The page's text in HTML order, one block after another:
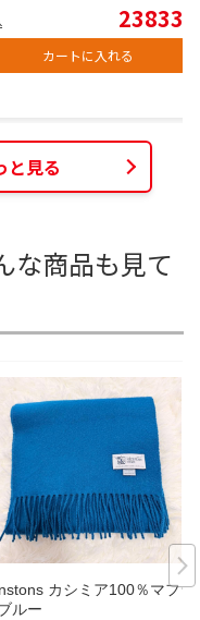
23833
カートに入れる
と見る
な商品も見て
カシミア100％マフラ
ルー